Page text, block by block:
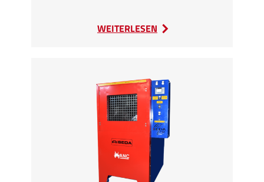
WEITERLESEN
:
bei
SEDA
erfolgreich
durchgeführt